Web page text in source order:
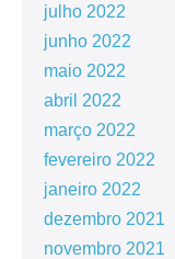
julho 2022
junho 2022
maio 2022
abril 2022
março 2022
fevereiro 2022
janeiro 2022
dezembro 2021
novembro 2021